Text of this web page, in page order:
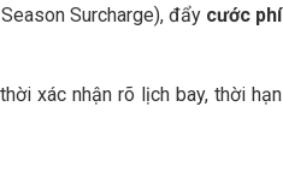
Surcharge), đẩy cước phí
xác nhận rõ lịch bay, thời hạn